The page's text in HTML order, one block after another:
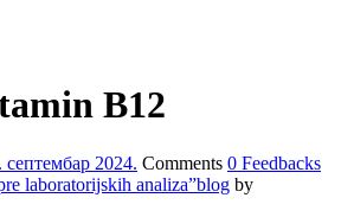
B12
септембар 2024. Comments 0 Feedbacks
laboratorijskih analiza”blog by